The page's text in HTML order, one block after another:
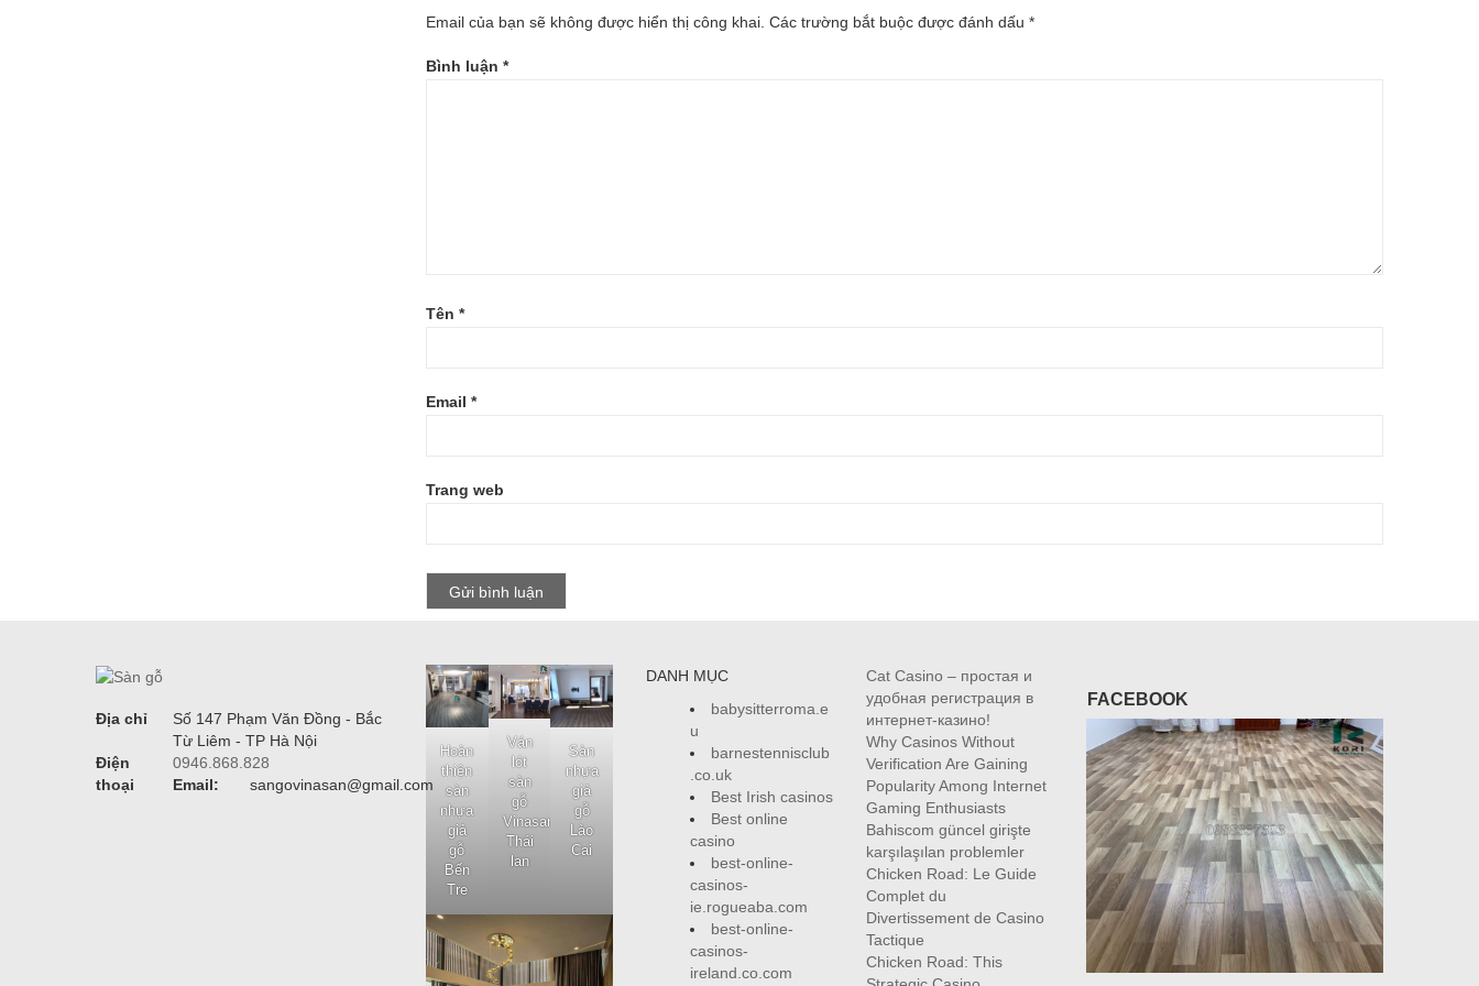
Email của bạn sẽ không được hiển thị công khai. Các trường bắt buộc được đánh dấu *
Bình luận *
Tên *
Email *
Trang web
Địa chỉ
Số 147 Phạm Văn Đồng - Bắc
Từ Liêm - TP Hà Nội
Điện
thoại
0946.868.828
Email:
sangovinasan@gmail.com
Hoàn
thiện
sàn
nhựa
giả
gỗ
Bến
Tre
Ván
lót
sàn
gỗ
Vinasan
Thái
lan
Sàn
nhựa
giả
gỗ
Lào
Cai
DANH MỤC
babysitterroma.e
u
barnestennisclub
.co.uk
Best Irish casinos
Best online
casino
best-online-
casinos-
ie.rogueaba.com
best-online-
casinos-
ireland.co.com
Cat Casino – простая и
удобная регистрация в
интернет-казино!
Why Casinos Without
Verification Are Gaining
Popularity Among Internet
Gaming Enthusiasts
Bahiscom güncel girişte
karşılaşılan problemler
Chicken Road: Le Guide
Complet du
Divertissement de Casino
Tactique
Chicken Road: This
FACEBOOK